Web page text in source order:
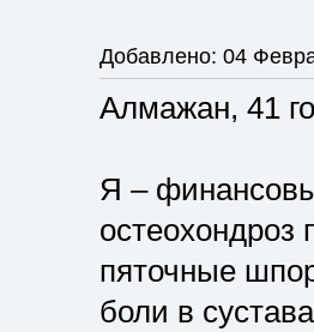
Добавлено: 04
Алмажан, 41
Я –
остеохондроз
пяточные
боли в